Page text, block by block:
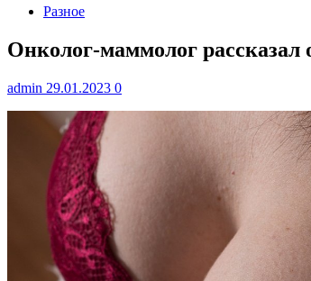
Разное
Онколог-маммолог рассказал
admin 29.01.2023 0